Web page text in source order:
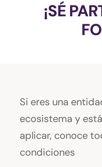
¡SÉ
Si eres una
ecosistema y
aplicar, conoce
condiciones